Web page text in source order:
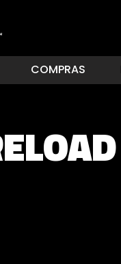
COMPRAS